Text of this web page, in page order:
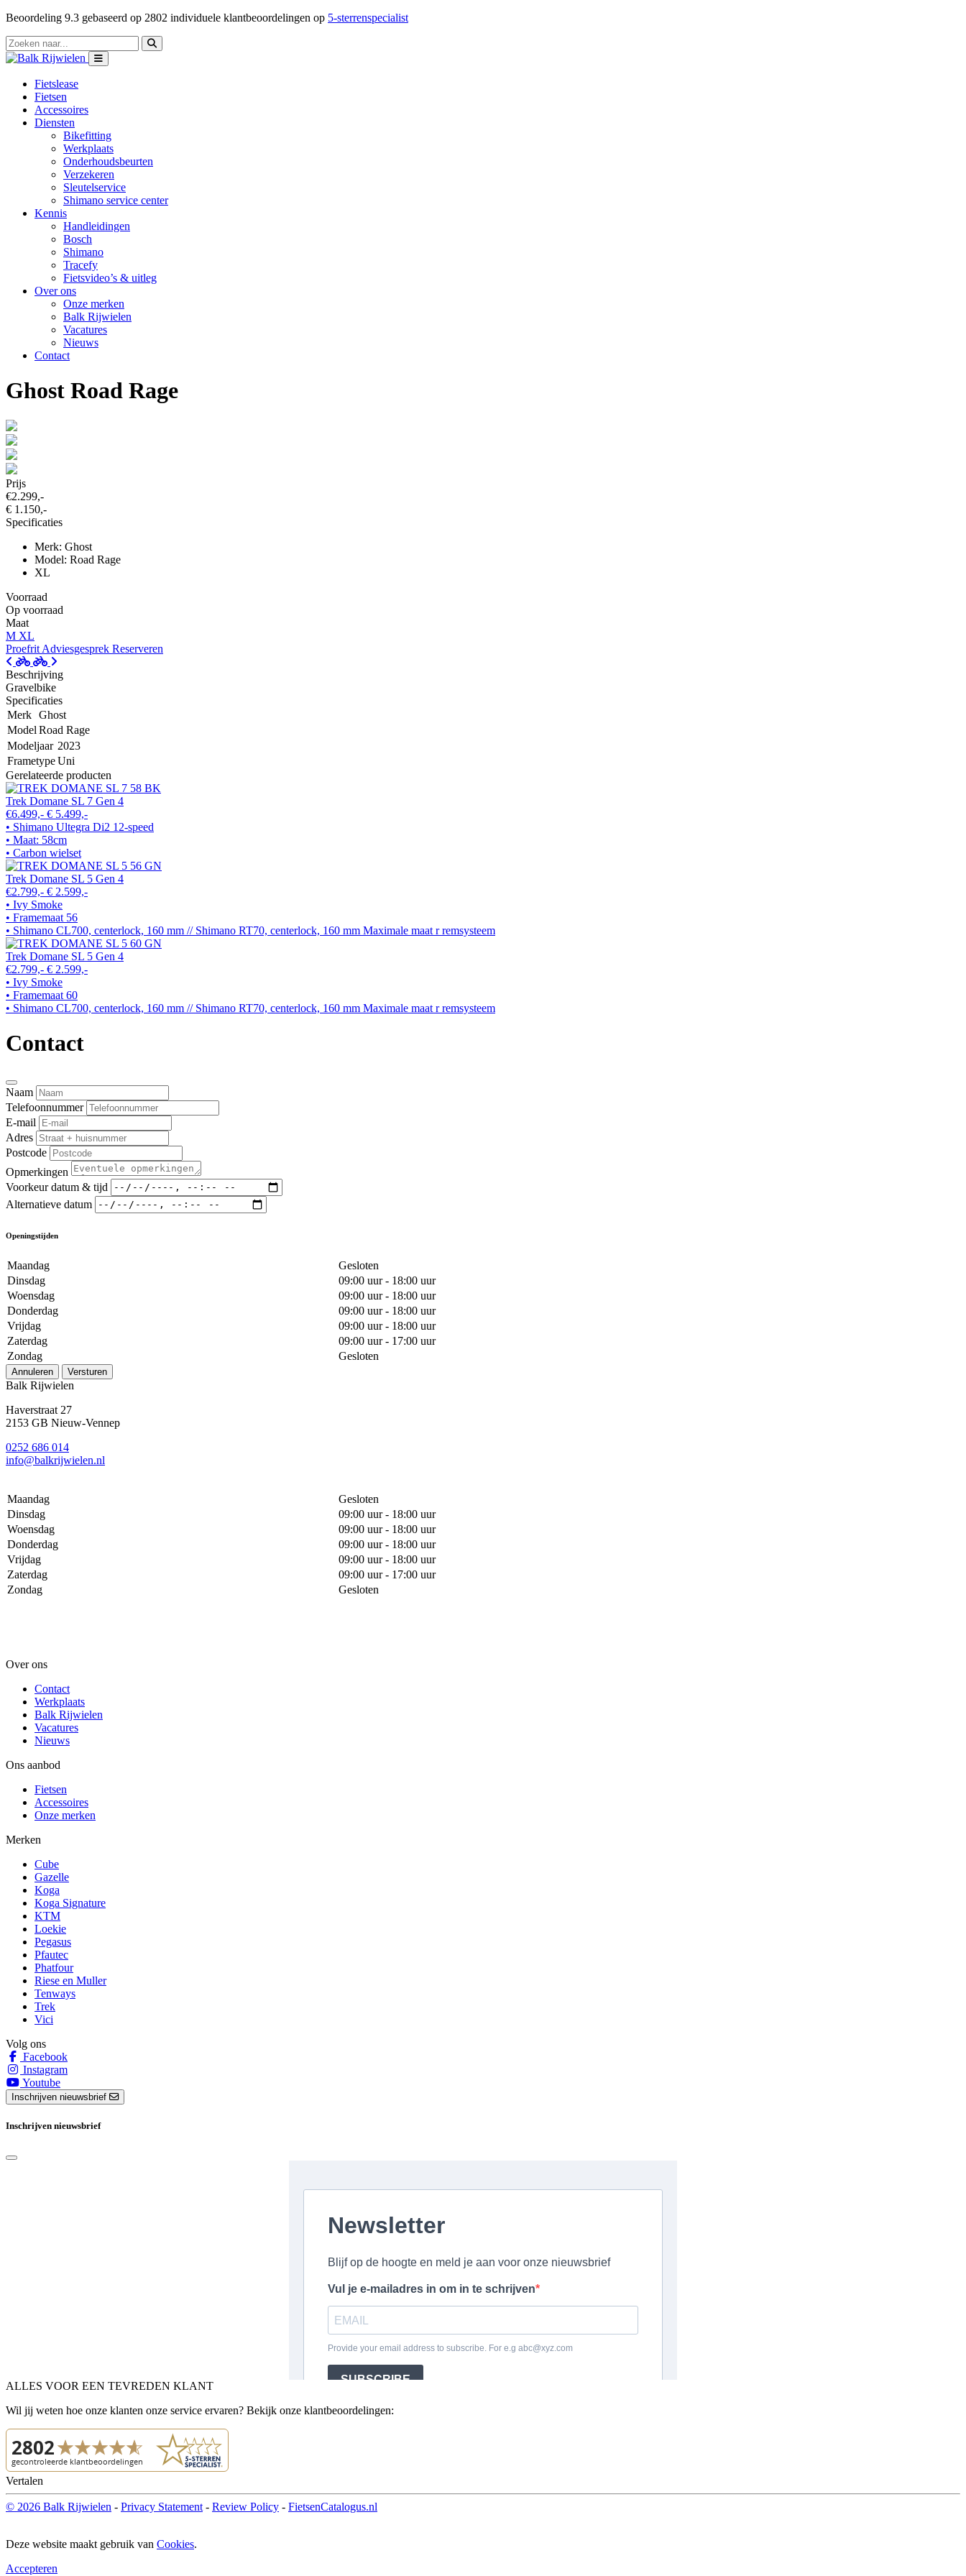
Beoordeling 9.3 gebaseerd op 2802 individuele klantbeoordelingen op 5-sterrenspecialist
Fietslease
Fietsen
Accessoires
Diensten
Bikefitting
Werkplaats
Onderhoudsbeurten
Verzekeren
Sleutelservice
Shimano service center
Kennis
Handleidingen
Bosch
Shimano
Tracefy
Fietsvideo’s & uitleg
Over ons
Onze merken
Balk Rijwielen
Vacatures
Nieuws
Contact
Ghost Road Rage
Prijs
€2.299,-
€ 1.150,-
Specificaties
Merk: Ghost
Model: Road Rage
XL
Voorraad
Op voorraad
Maat
M XL
Proefrit Adviesgesprek Reserveren
Beschrijving
Gravelbike
Specificaties
Merk Ghost
Model Road Rage
Modeljaar 2023
FrametypeUni
Gerelateerde producten
Trek Domane SL 7 Gen 4
€6.499,- € 5.499,-
• Shimano Ultegra Di2 12-speed
• Maat: 58cm
• Carbon wielset
Trek Domane SL 5 Gen 4
€2.799,- € 2.599,-
• Ivy Smoke
• Framemaat 56
• Shimano CL700, centerlock, 160 mm // Shimano RT70, centerlock, 160 mm Maximale maat r remsysteem
Trek Domane SL 5 Gen 4
€2.799,- € 2.599,-
• Ivy Smoke
• Framemaat 60
• Shimano CL700, centerlock, 160 mm // Shimano RT70, centerlock, 160 mm Maximale maat r remsysteem
Contact
Naam
Telefoonnummer
E-mail
Adres
Postcode
Opmerkingen
Voorkeur datum & tijd
Alternatieve datum
Openingstijden
Maandag
Gesloten
Dinsdag
09:00 uur - 18:00 uur
Woensdag
09:00 uur - 18:00 uur
Donderdag
09:00 uur - 18:00 uur
Vrijdag
09:00 uur - 18:00 uur
Zaterdag
09:00 uur - 17:00 uur
Zondag
Gesloten
Annuleren Versturen
Balk Rijwielen
Haverstraat 27
2153 GB Nieuw-Vennep
0252 686 014
info@balkrijwielen.nl
Maandag
Gesloten
Dinsdag
09:00 uur - 18:00 uur
Woensdag
09:00 uur - 18:00 uur
Donderdag
09:00 uur - 18:00 uur
Vrijdag
09:00 uur - 18:00 uur
Zaterdag
09:00 uur - 17:00 uur
Zondag
Gesloten
Over ons
Contact
Werkplaats
Balk Rijwielen
Vacatures
Nieuws
Ons aanbod
Fietsen
Accessoires
Onze merken
Merken
Cube
Gazelle
Koga
Koga Signature
KTM
Loekie
Pegasus
Pfautec
Phatfour
Riese en Muller
Tenways
Trek
Vici
Volg ons
Facebook
Instagram
Youtube
Inschrijven nieuwsbrief
Inschrijven nieuwsbrief
ALLES VOOR EEN TEVREDEN KLANT
Wil jij weten hoe onze klanten onze service ervaren? Bekijk onze klantbeoordelingen:
Vertalen
© 2026 Balk Rijwielen - Privacy Statement - Review Policy - FietsenCatalogus.nl
Deze website maakt gebruik van Cookies.
Accepteren